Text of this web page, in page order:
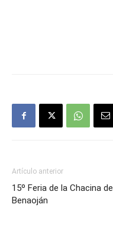
Artículo anterior
15º Feria de la Chacina de
Benaoján